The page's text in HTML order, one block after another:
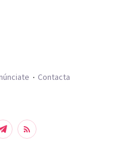
Contacta